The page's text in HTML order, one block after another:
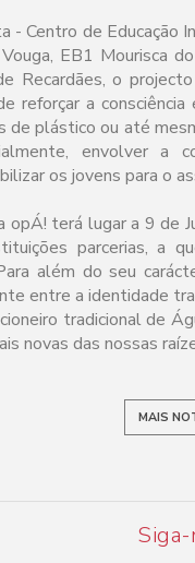
- Centro de
EB1 Mourisca
Recardães, o
reforçar a
de plástico ou até
envolver a
os jovens para o
terá lugar a 9 de
parcerias, a
além do seu
entre a identidade
tradicional de
novas das nossas
MAIS